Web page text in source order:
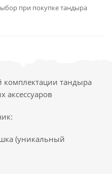
при покупке тандыра
комплектации тандыра
аксессуаров
(уникальный